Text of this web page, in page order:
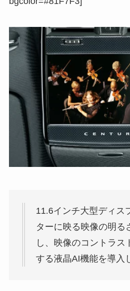
11.6インチ大型ディス
ターに映る映像の明る
し、映像のコントラス
する液晶AI機能を導入